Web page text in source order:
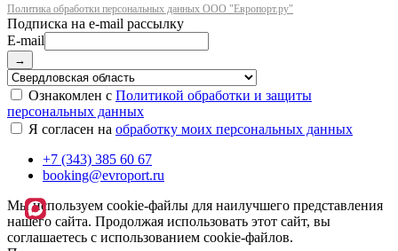
Политика обработки персональных данных ООО "Европорт.ру"
E-mail
→
Ознакомлен с Политикой обработки и защиты
персональных данных
Я согласен на обработку моих персональных данных
+7 (343) 385 60 67
booking@evroport.ru
Мы используем cookie-файлы для наилучшего представления
нашего сайта. Продолжая использовать этот сайт, вы
соглашаетесь с использованием cookie-файлов.